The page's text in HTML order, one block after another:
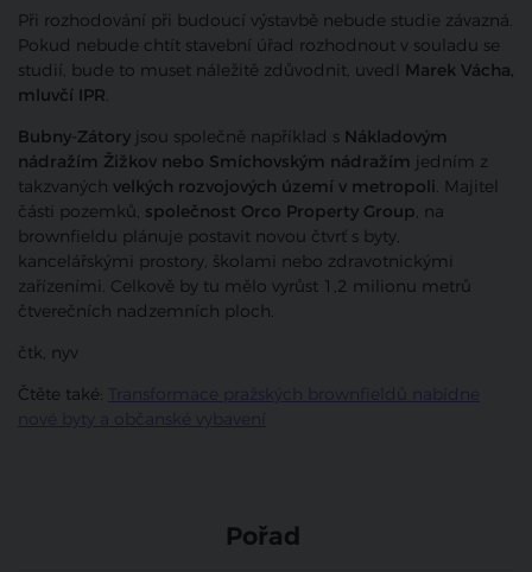
Při rozhodování při budoucí výstavbě nebude studie závazná.
Pokud nebude chtít stavební úřad rozhodnout v souladu se
studií, bude to muset náležitě zdůvodnit, uvedl Marek Vácha,
mluvčí IPR.
Bubny-Zátory jsou společně například s Nákladovým
nádražím Žižkov nebo Smíchovským nádražím jedním z
takzvaných velkých rozvojových území v metropoli. Majitel
části pozemků, společnost Orco Property Group, na
brownfieldu plánuje postavit novou čtvrť s byty,
kancelářskými prostory, školami nebo zdravotnickými
zařízeními. Celkově by tu mělo vyrůst 1,2 milionu metrů
čtverečních nadzemních ploch.
čtk, nyv
Čtěte také:
Transformace pražských brownfieldů nabídne
nové byty a občanské vybavení
Pořad